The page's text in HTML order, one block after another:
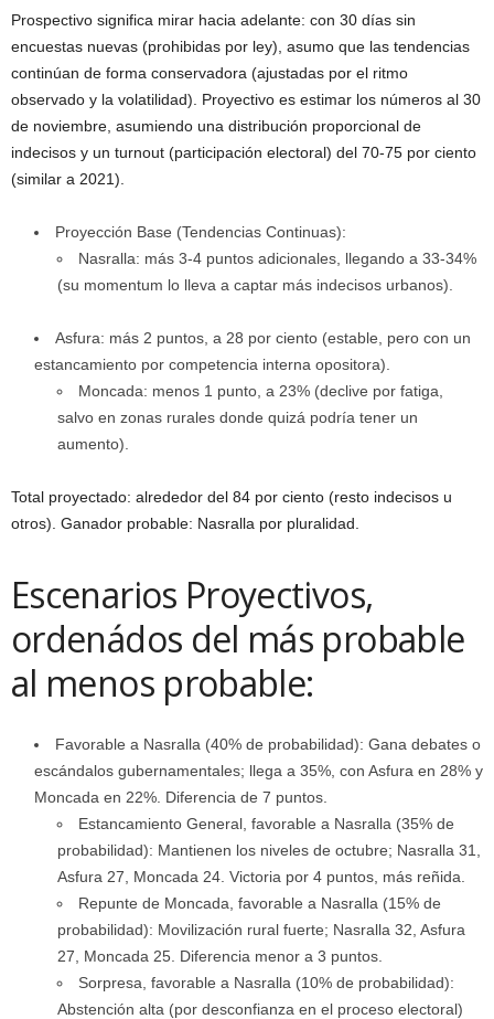
Prospectivo significa mirar hacia adelante: con 30 días sin
encuestas nuevas (prohibidas por ley), asumo que las tendencias
continúan de forma conservadora (ajustadas por el ritmo
observado y la volatilidad). Proyectivo es estimar los números al 30
de noviembre, asumiendo una distribución proporcional de
indecisos y un turnout (participación electoral) del 70-75 por ciento
(similar a 2021).
Proyección Base (Tendencias Continuas):
Nasralla: más 3-4 puntos adicionales, llegando a 33-34%
(su momentum lo lleva a captar más indecisos urbanos).
Asfura: más 2 puntos, a 28 por ciento (estable, pero con un
estancamiento por competencia interna opositora).
Moncada: menos 1 punto, a 23% (declive por fatiga,
salvo en zonas rurales donde quizá podría tener un
aumento).
Total proyectado: alrededor del 84 por ciento (resto indecisos u
otros). Ganador probable: Nasralla por pluralidad.
Escenarios Proyectivos,
ordenádos del más probable
al menos probable:
Favorable a Nasralla (40% de probabilidad): Gana debates o
escándalos gubernamentales; llega a 35%, con Asfura en 28% y
Moncada en 22%. Diferencia de 7 puntos.
Estancamiento General, favorable a Nasralla (35% de
probabilidad): Mantienen los niveles de octubre; Nasralla 31,
Asfura 27, Moncada 24. Victoria por 4 puntos, más reñida.
Repunte de Moncada, favorable a Nasralla (15% de
probabilidad): Movilización rural fuerte; Nasralla 32, Asfura
27, Moncada 25. Diferencia menor a 3 puntos.
Sorpresa, favorable a Nasralla (10% de probabilidad):
Abstención alta (por desconfianza en el proceso electoral)